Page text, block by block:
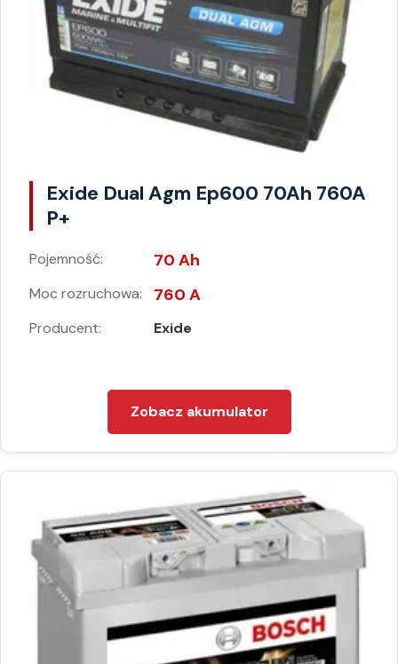
Exide Dual Agm Ep600 70Ah 760A
P+
Pojemność: 70 Ah
Moc rozruchowa: 760 A
Producent: Exide
Zobacz akumulator